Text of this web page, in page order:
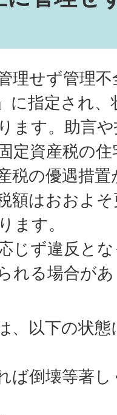
理せず管理不
に指定され
ます。助言
定資産税の
税の優遇措
額はおおよ
ます。
じず違反と
れる場合が
、以下の状
ば倒壊等著